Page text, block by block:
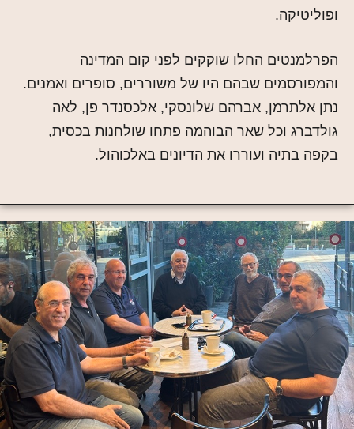
ופוליטיקה.
הפרלמנטים החלו שוקקים לפני קום המדינה
והמפורסמים שבהם היו של משוררים, סופרים ואמנים.
נתן אלתרמן, אברהם שלונסקי, אלכסנדר פן, לאה
גולדברג וכל שאר הבוהמה פתחו שולחנות בכסית,
בקפה בתיה ועוררו את הדיונים באלכוהול.